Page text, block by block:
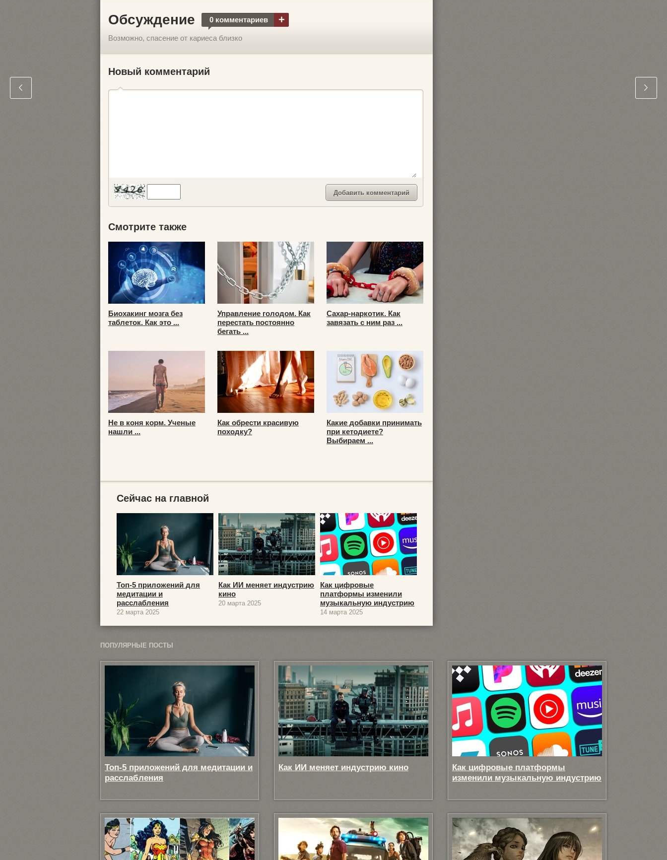
Обсуждение 0 комментариев +
Возможно, спасение от кариеса близко
Новый комментарий
Смотрите также
Биохакинг мозга без
таблеток. Как это ...
Управление голодом. Как
перестать постоянно
бегать ...
Сахар-наркотик. Как
завязать с ним раз ...
Не в коня корм. Ученые
нашли ...
Как обрести красивую
походку?
Какие добавки принимать
при кетодиете?
Выбираем ...
Сейчас на главной
Топ-5 приложений для
медитации и
расслабления
22 марта 2025
Как ИИ меняет индустрию
кино
20 марта 2025
Как цифровые
платформы изменили
музыкальную индустрию
14 марта 2025
ПОПУЛЯРНЫЕ ПОСТЫ
Топ-5 приложений для медитации и
расслабления
Как ИИ меняет индустрию кино
Как цифровые платформы
изменили музыкальную индустрию